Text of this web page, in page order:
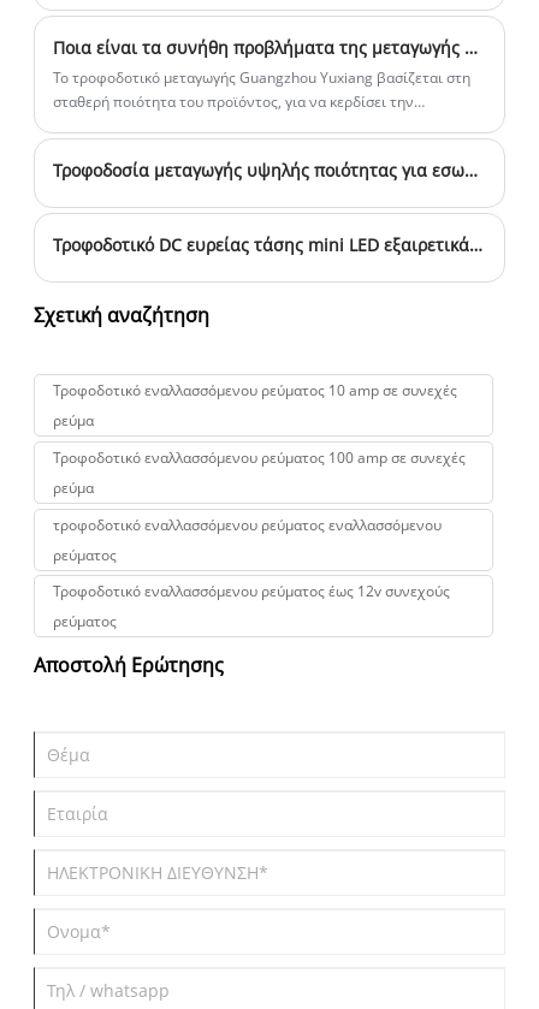
απλό μικρό εξοπλισμό Για εξοπλισμό και όργανα ακριβείας,
απαιτούνται υψηλής ποιότητας τροφοδοτικά μεταγωγής, τα
οποία επιβάλλουν επίσης υψηλότερες απαιτήσεις σε
Ποια είναι τα συνήθη προβλήματα της μεταγωγής τροφοδοτικού;
Το τροφοδοτικό μεταγωγής Guangzhou Yuxiang βασίζεται στη
σταθερή ποιότητα του προϊόντος, για να κερδίσει την
Τροφοδοσία μεταγωγής υψηλής ποιότητας για εσωτερικούς χώρους
Τροφοδοτικό DC ευρείας τάσης mini LED εξαιρετικά λεπτό 24V
Σχετική αναζήτηση
Τροφοδοτικό εναλλασσόμενου ρεύματος 10 amp σε συνεχές
ρεύμα
Τροφοδοτικό εναλλασσόμενου ρεύματος 100 amp σε συνεχές
ρεύμα
τροφοδοτικό εναλλασσόμενου ρεύματος εναλλασσόμενου
ρεύματος
Τροφοδοτικό εναλλασσόμενου ρεύματος έως 12v συνεχούς
ρεύματος
Αποστολή Ερώτησης